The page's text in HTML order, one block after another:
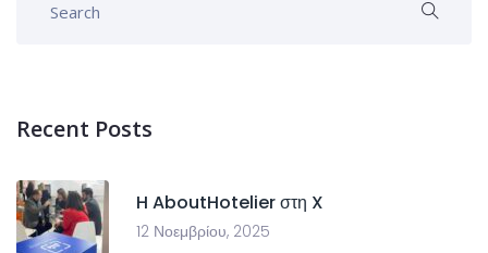
Recent Posts
H AboutHotelier στη X
12 Νοεμβρίου, 2025